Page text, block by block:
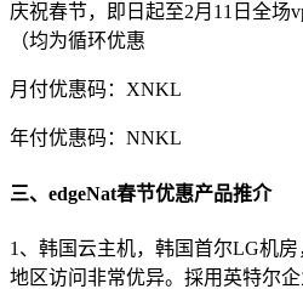
庆祝春节，即日起至2月11日全场
（均为循环优惠
月付优惠码：XNKL
年付优惠码：NNKL
三、edgeNat春节优惠产品推介
1、韩国云主机，韩国首尔LG机
地区访问非常优异。採用英特尔